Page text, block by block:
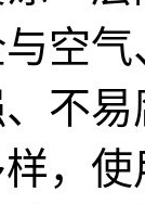
空
不
，